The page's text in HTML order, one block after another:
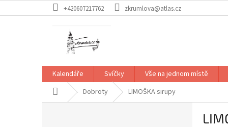
na
+420607217762 zkrumlova@atlas.cz
Kalendáře Svíčky Vše na jednom místě
Domů Dobroty LIMOŠKA sirupy